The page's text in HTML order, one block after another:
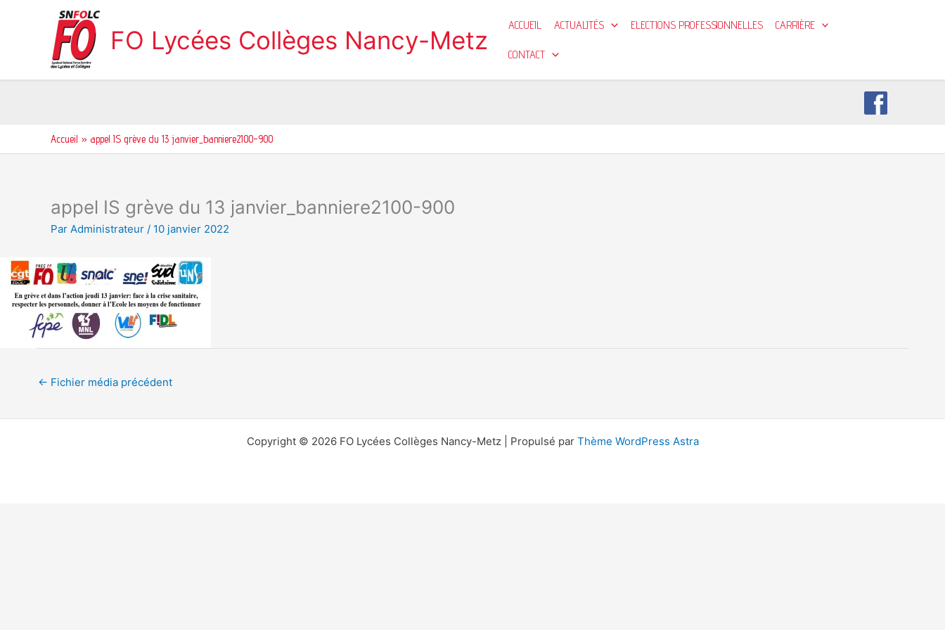
FO Lycées Collèges Nancy-Metz
ACCUEIL ACTUALITÉS ELECTIONS PROFESSIONNELLES CARRIÈRE
CONTACT
Accueil appel IS grève du 13 janvier_banniere2100-900
appel IS grève du 13 janvier_banniere2100-900
Par Administrateur / 10 janvier 2022
← Fichier média précédent
Copyright © 2026 FO Lycées Collèges Nancy-Metz | Propulsé par Thème WordPress Astra